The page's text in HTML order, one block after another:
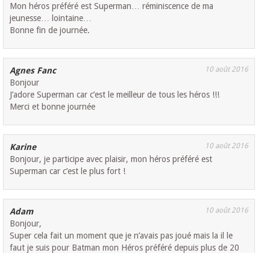
Mon héros préféré est Superman… réminiscence de ma
jeunesse… lointaine…
Bonne fin de journée.
Agnes Fanc 10 août 2016
Bonjour
J’adore Superman car c’est le meilleur de tous les héros !!!
Merci et bonne journée
Karine 10 août 2016
Bonjour, je participe avec plaisir, mon héros préféré est
Superman car c’est le plus fort !
Adam 10 août 2016
Bonjour,
Super cela fait un moment que je n’avais pas joué mais la il le
faut je suis pour Batman mon Héros préféré depuis plus de 20